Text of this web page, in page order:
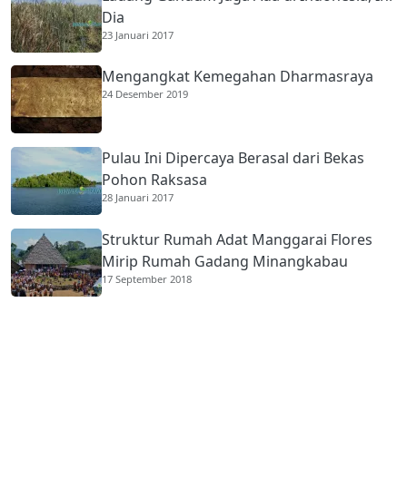
Dia
23 Januari 2017
Mengangkat Kemegahan Dharmasraya
24 Desember 2019
Pulau Ini Dipercaya Berasal dari Bekas
Pohon Raksasa
28 Januari 2017
Struktur Rumah Adat Manggarai Flores
Mirip Rumah Gadang Minangkabau
17 September 2018